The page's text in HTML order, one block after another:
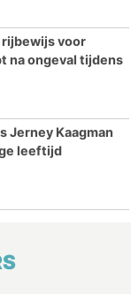
voor
na ongeval tijdens
Jerney Kaagman
leeftijd